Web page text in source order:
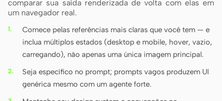
comparar sua saída renderizada de volta com elas em
um navegador real.
Comece pelas referências mais claras que você tem — e
inclua múltiplos estados (desktop e mobile, hover, vazio,
carregando), não apenas uma única imagem principal.
Seja específico no prompt; prompts vagos produzem UI
genérica mesmo com um agente forte.